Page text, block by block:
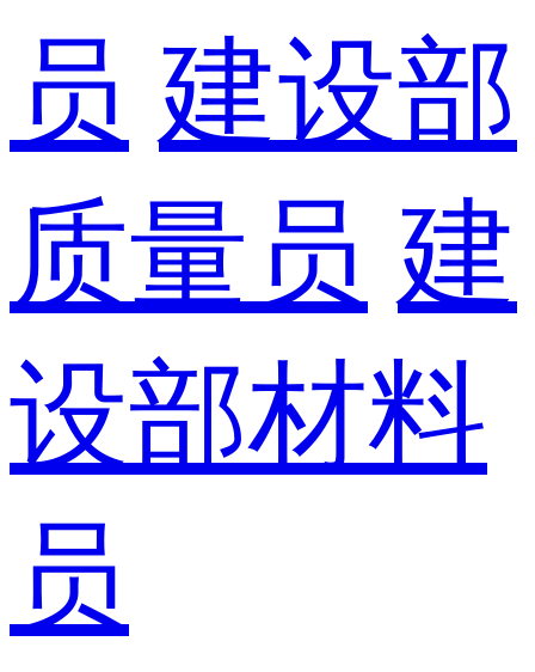
员 建设部
质量员 建
设部材料
员